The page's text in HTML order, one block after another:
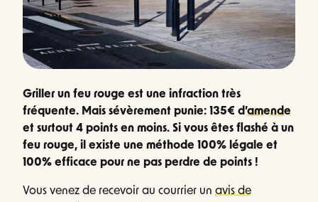
Griller un feu rouge est une infraction très
fréquente. Mais sévèrement punie: 135€ d’amende
et surtout 4 points en moins. Si vous êtes flashé à un
feu rouge, il existe une méthode 100% légale et
100% efficace pour ne pas perdre de points !
Vous venez de recevoir au courrier un avis de